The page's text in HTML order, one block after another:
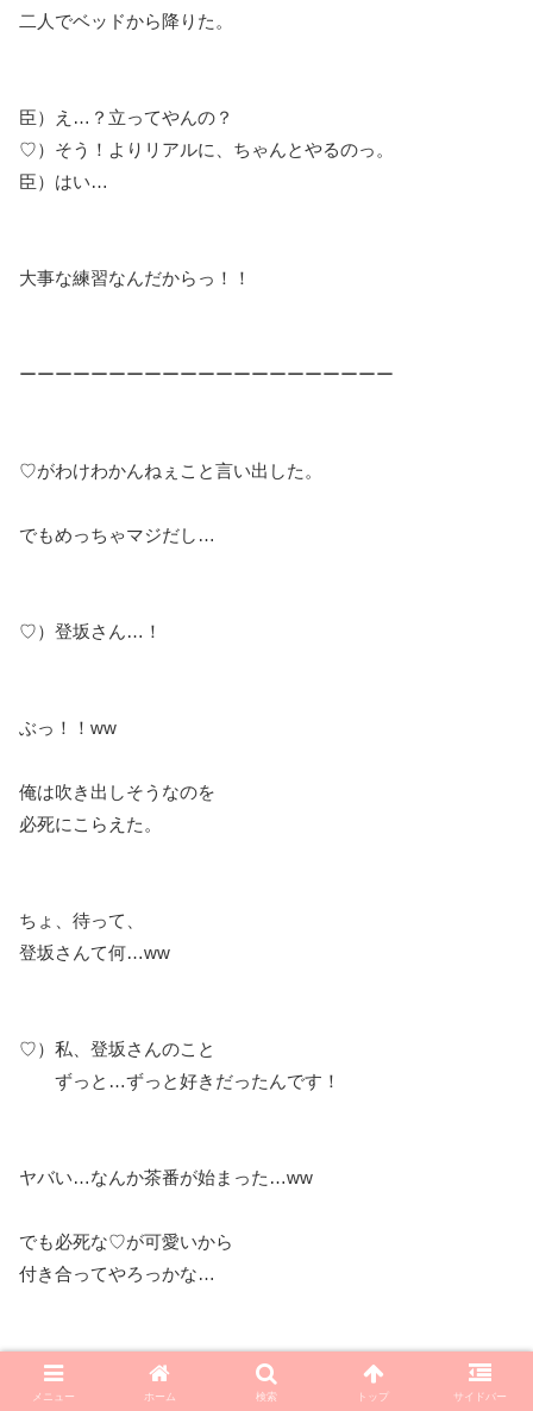
二人でベッドから降りた。
臣）え…？立ってやんの？
♡）そう！よりリアルに、ちゃんとやるのっ。
臣）はい…
大事な練習なんだからっ！！
ーーーーーーーーーーーーーーーーーーーーー
♡がわけわかんねぇこと言い出した。
でもめっちゃマジだし…
♡）登坂さん…！
ぶっ！！ww
俺は吹き出しそうなのを
必死にこらえた。
ちょ、待って、
登坂さんて何…ww
♡）私、登坂さんのこと
ずっと…ずっと好きだったんです！
ヤバい…なんか茶番が始まった…ww
でも必死な♡が可愛いから
付き合ってやろっかな…
臣）はい。
♡）だから…その…、…えっと…
メニュー ホーム 検索 トップ サイドバー